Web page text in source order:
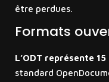
être perdues.
Formats
L’ODT représente
standard